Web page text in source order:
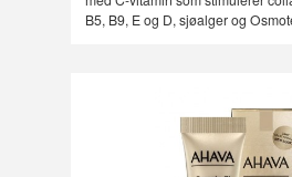
B5, B9, E og D, sjøalger og